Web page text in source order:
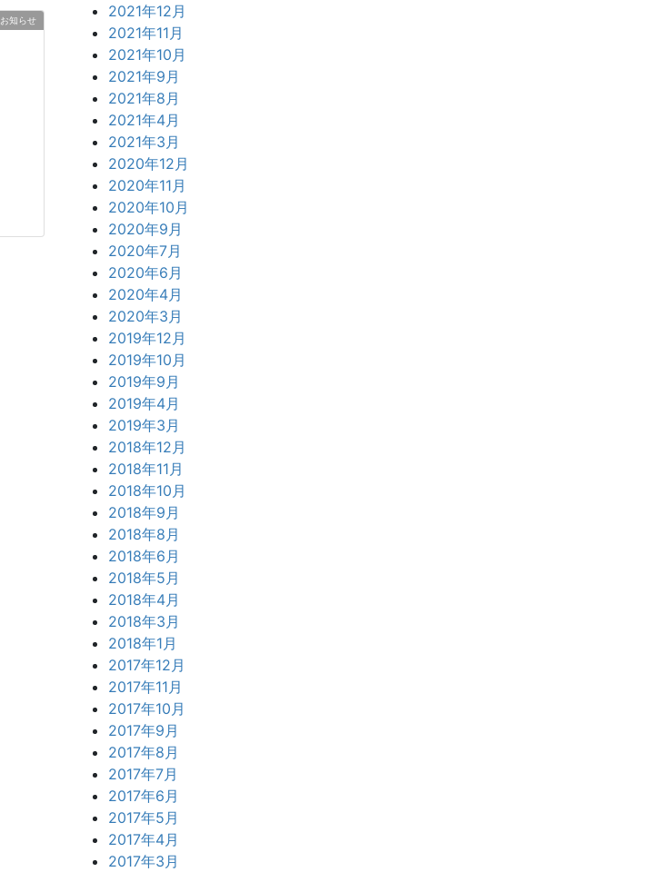
お知らせ
2021年12月
2021年11月
2021年10月
2021年9月
2021年8月
2021年4月
2021年3月
2020年12月
2020年11月
2020年10月
2020年9月
2020年7月
2020年6月
2020年4月
2020年3月
2019年12月
2019年10月
2019年9月
2019年4月
2019年3月
2018年12月
2018年11月
2018年10月
2018年9月
2018年8月
2018年6月
2018年5月
2018年4月
2018年3月
2018年1月
2017年12月
2017年11月
2017年10月
2017年9月
2017年8月
2017年7月
2017年6月
2017年5月
2017年4月
2017年3月